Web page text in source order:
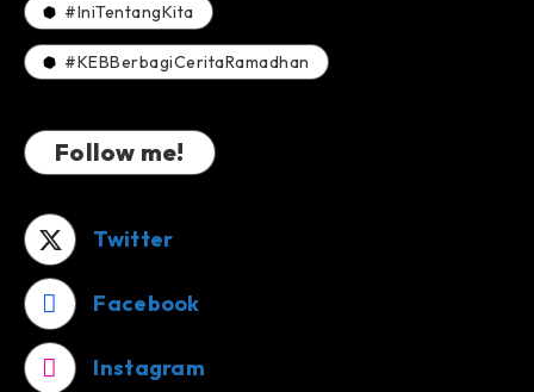
#IniTentangKita
#KEBBerbagiCeritaRamadhan
Follow me!
Twitter
Facebook
Instagram